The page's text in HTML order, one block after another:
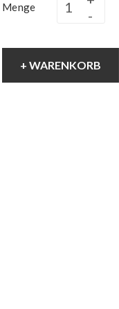
Menge
+ WARENKORB